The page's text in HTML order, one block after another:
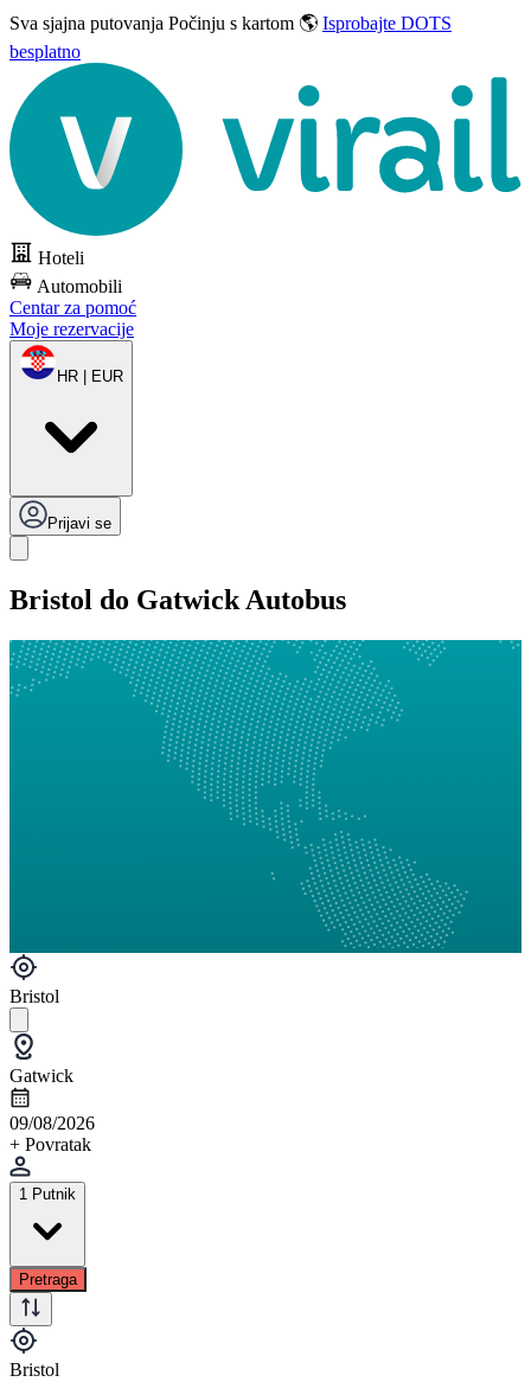
Sva sjajna putovanja Počinju s kartom 🌎 Isprobajte DOTS
besplatno
Hoteli
Automobili
Centar za pomoć
Moje rezervacije
HR | EUR
Prijavi se
Bristol do Gatwick Autobus
Bristol
Gatwick
09/08/2026
+ Povratak
1 Putnik
Pretraga
Bristol